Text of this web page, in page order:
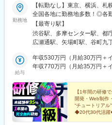
前駅
船駅、京成船橋駅、京成千葉
リゾートゲートウェイ・ステ
下鉄)、長町一丁目駅、新琴
営)、円山公園駅、曽根田駅、
(愛知県)、丸の内駅(愛知県)
駅、丸太町駅(京都市営)、西
西梅田駅、大阪阿部野橋駅、
駅、黒崎駅、小田急多摩セン
王寺前夕陽ケ丘駅、代々木駅
駅、内幸町駅、岩本町駅、京
御成門駅、銀座一丁目駅、高
東海神駅、栄町駅(千葉県)、
勤務地
【転勤なし】東京、横浜、
全国各地に勤務地多数！◎各
し勤務先を決定します◎入社
ート案件もあり【東京渋谷本
カリエ33F【東京BPOセンタ
ビル9F【東京西新宿オフィス
新宿水間ビル6F【横浜オフィ
丁目1番地1 トーカン札幌第
宮城県仙台市青葉区本町1-5-
6F【名古屋オフィス】愛知県
3F【大阪オフィス】大阪府大
SOHOビル7F【福岡オフィス
【最寄り駅】
渋谷駅、多摩センター駅、都
広瀬通駅、矢場町駅、谷町九
秋葉原駅、目黒駅、蒲田駅、
瀬駅、大手町駅(東京都)、中
駅、長津田駅、新横浜駅、登
市駅、川越駅、浦和駅、朝霞
駅、北朝霞駅、久喜駅、西船
駅、津田沼駅、本八幡駅(総武
駅、舞浜駅、仙台駅、泉中央
給与
年収530万円（月給30万円＋
年収770万円（月給35万円＋
【1年間の研修
開発・Web制作
“チュートリアル
◆20代30代活躍